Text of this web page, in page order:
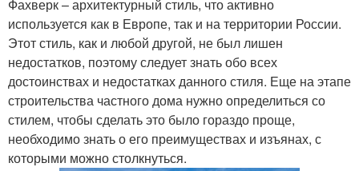
Фахверк – архитектурный стиль, что активно
используется как в Европе, так и на территории России.
Этот стиль, как и любой другой, не был лишен
недостатков, поэтому следует знать обо всех
достоинствах и недостатках данного стиля. Еще на этапе
строительства частного дома нужно определиться со
стилем, чтобы сделать это было гораздо проще,
необходимо знать о его преимуществах и изъянах, с
которыми можно столкнуться.